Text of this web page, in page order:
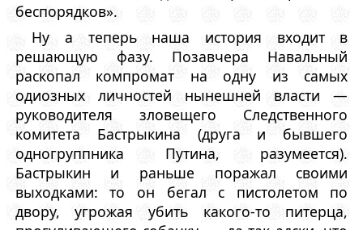
беспорядков».
Ну а теперь наша история входит в
решающую фазу. Позавчера Навальный
раскопал компромат на одну из самых
одиозных личностей нынешней власти —
руководителя зловещего Следственного
комитета Бастрыкина (друга и бывшего
одногруппника Путина, разумеется).
Бастрыкин и раньше поражал своими
выходками: то он бегал с пистолетом по
двору, угрожая убить какого-то питерца,